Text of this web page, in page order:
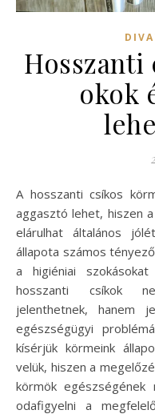
Hosszanti
okok
A hosszanti csíkos körmök megjelenése sokak számára
aggasztó lehet, hiszen
elárulhat általános
állapota számos
a higiéniai
hosszanti csíkok
jelenthetnek, hanem
egészségügyi
kísérjük körmeink
velük, hiszen a
körmök
odafigyelni a